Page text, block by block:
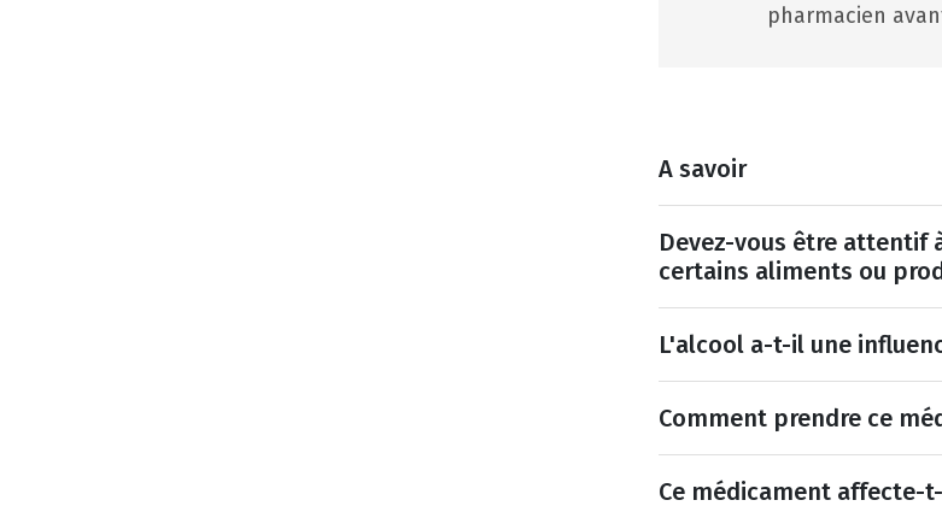
pharmacien
A savoir
Devez-vous être attentif
certains aliments ou
L'alcool a-t-il une
Comment prendre ce
Ce médicament affecte-